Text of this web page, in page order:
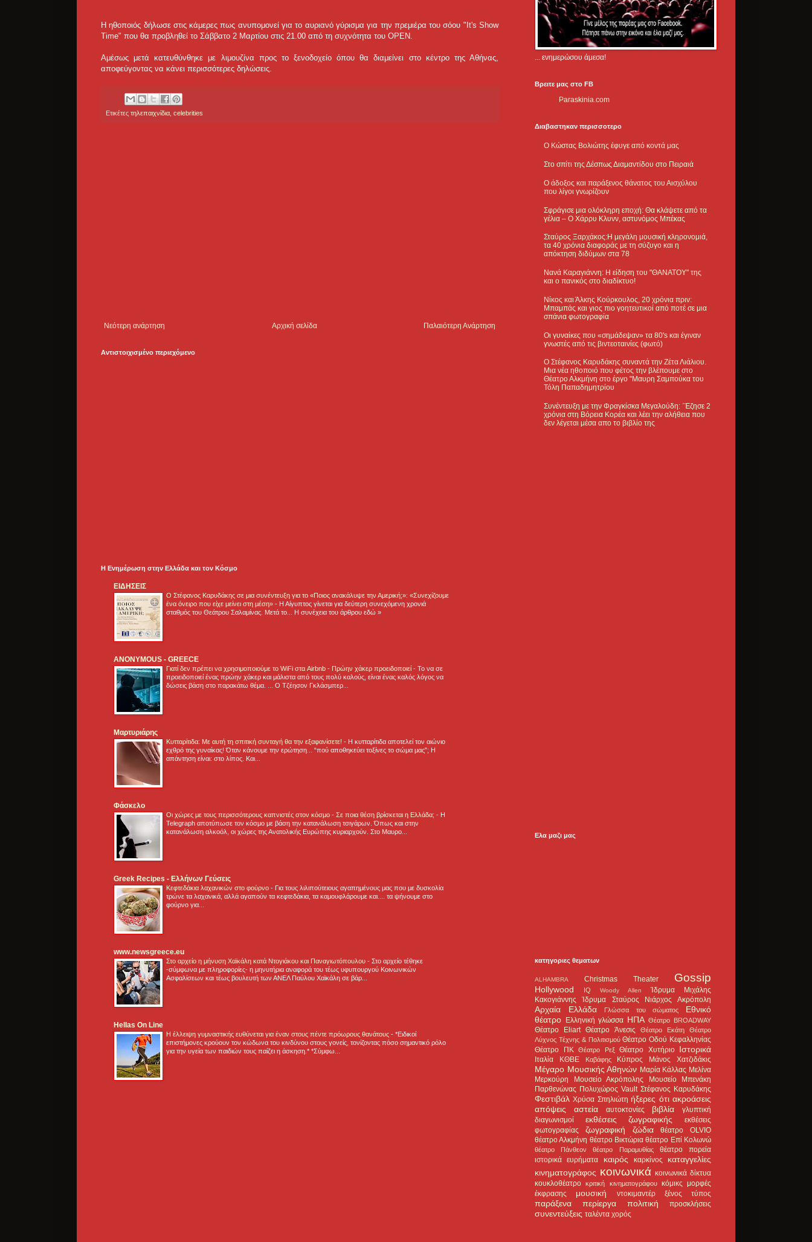
Η ηθοποιός δήλωσε στις κάμερες πως ανυπομονεί για το αυριανό γύρισμα για την πρεμιέρα του σόου "It's Show
Time" που θα προβληθεί το Σάββατο 2 Μαρτίου στις 21.00 από τη συχνότητα του OPEN.
Αμέσως μετά κατευθύνθηκε με λιμουζίνα προς το ξενοδοχείο όπου θα διαμείνει στo κέντρο της Αθήνας,
αποφεύγοντας να κάνει περισσότερες δηλώσεις.
Ετικέτες τηλεπαιχνίδια celebrities
Νεότερη ανάρτηση Παλαιότερη Ανάρτηση
Αρχική σελίδα
Αντιστοιχισμένο περιεχόμενο
Η Ενημέρωση στην Ελλάδα και τoν Κόσμο
ΕΙΔΗΣΕΙΣ
Ο Στέφανος Καρυδάκης σε μια συνέντευξη για το «Ποιος ανακάλυψε την Αμερική;»: «Συνεχίζουμε
ένα όνειρο που είχε μείνει στη μέση» - Η Αίγυπτος γίνεται για δεύτερη συνεχόμενη χρονιά
σταθμός του Θεάτρου Σαλαμίνας. Μετά το... Η συνέχεια του άρθρου εδώ »
ANONYMOUS - GREECE
Γιατί δεν πρέπει να χρησιμοποιούμε το WiFi στα Airbnb - Πρώην χάκερ προειδοποιεί- Το να σε
προειδοποιεί ένας πρώην χάκερ και μάλιστα από τους πολύ καλούς, είναι ένας καλός λόγος να
δώσεις βάση στο παρακάτω θέμα. ... Ο Τζέησον Γκλάσμπερ...
Μαρτυριάρης
Κυτταρίτιδα: Με αυτή τη σπιτική συνταγή θα την εξαφανίσετε! - H κυτταρίτιδα αποτελεί τον αιώνιο
εχθρό της γυναίκας! Όταν κάνουμε την ερώτηση... “πού αποθηκεύει τοξίνες το σώμα μας”; Η
απάντηση είναι: στο λίπος. Και...
Φάσκελο
Οι χώρες με τους περισσότερους καπνιστές στον κόσμο - Σε ποια θέση βρίσκεται η Ελλάδα; - Η
Telegraph αποτύπωσε τον κόσμο με βάση την κατανάλωση τσιγάρων. Όπως και στην
κατανάλωση αλκοόλ, οι χώρες της Ανατολικής Ευρώπης κυριαρχούν. Στο Μαυρο...
Greek Recipes - Ελλήνων Γεύσεις
Κεφτεδάκια λαχανικών στο φούρνο - Για τους λιλιπούτειους αγαπημένους μας που με δυσκολία
τρώνε τα λαχανικά, αλλά αγαπούν τα κεφτεδάκια, τα καμουφλάρουμε και.... τα ψήνουμε στο
φούρνο για...
www.newsgreece.eu
Στο αρχείο η μήνυση Χαϊκάλη κατά Ντογιάκου και Παναγιωτόπουλου - Στο αρχείο τέθηκε
-σύμφωνα με πληροφορίες- η μηνυτήρια αναφορά του τέως υφυπουργού Κοινωνικών
Ασφαλίσεων και τέως βουλευτή των ΑΝΕΛ Παύλου Χαϊκάλη σε βάρ...
Hellas On Line
Η έλλειψη γυμναστικής ευθύνεται για έναν στους πέντε πρόωρους θανάτους - *Ειδικοί
επιστήμονες κρούουν τον κώδωνα του κινδύνου στους γονείς, τονίζοντας πόσο σημαντικό ρόλο
για την υγεία των παιδιών τους παίζει η άσκηση.* *Σύμφω...
... ενημερώσου άμεσα!
Βρειτε μας στο FB
Paraskinia.com
Διαβαστηκαν περισσοτερο
Ο Κώστας Βολιώτης έφυγε από κοντά μας
Στο σπίτι της Δέσπως Διαμαντίδου στο Πειραιά
Ο άδοξος και παράξενος θάνατος του Αισχύλου
που λίγοι γνωρίζουν
Σφράγισε μια ολόκληρη εποχή: Θα κλάψετε από τα
γέλια – Ο Χάρρυ Κλυνν, αστυνόμος Μπέκας
Σταύρος Ξαρχάκος:Η μεγάλη μουσική κληρονομιά,
τα 40 χρόνια διαφοράς με τη σύζυγο και η
απόκτηση διδύμων στα 78
Νανά Καραγιάννη: Η είδηση του "ΘΑΝΑΤΟΥ" της
και ο πανικός στο διαδίκτυο!
Νίκος και Άλκης Κούρκουλος, 20 χρόνια πριν:
Μπαμπάς και γιος πιο γοητευτικοί από ποτέ σε μια
σπάνια φωτογραφία
Οι γυναίκες που «σημάδεψαν» τα 80's και έγιναν
γνωστές από τις βιντεοταινίες (φωτό)
Ο Στέφανος Καρυδάκης συναντά την Ζέτα Λιάλιου.
Μια νέα ηθοποιό που φέτος την βλέπουμε στο
Θέατρο Αλκμήνη στο έργο "Μαυρη Σαμπούκα του
Τόλη Παπαδημητρίου
Συνέντευξη με την Φραγκίσκα Μεγαλούδη: ΄Έζησε 2
χρόνια στη Βόρεια Κορέα και λέει την αλήθεια που
δεν λέγεται μέσα απο το βιβλίο της
Ελα μαζι μας
κατηγοριες θεματων
ALHAMBRA Christmas Theater Gossip
Hollywood IQ Woody Allen
Ίδρυμα Μιχάλης
Κακογιάννης
Ίδρυμα Σταύρος Νιάρχος Ακρόπολη
Αρχαία Ελλάδα Γλώσσα του σώματος
Εθνικό
θέατρο Ελληνική γλώσσα ΗΠΑ Θέατρο BROADWAY
Θέατρο Eliart Θέατρο Άνεσις Θέατρο Εκάτη
Θέατρο
Λύχνος Τέχνης & Πολιτισμού Θέατρο Οδού Κεφαλληνίας
Θέατρο ΠΚ
Θέατρο Ρεξ Θέατρο Χυτήριο Ιστορικά
Ιταλία ΚΘΒΕ Καβάφης Κύπρος Μάνος Χατζιδάκις
Μέγαρο Μουσικής Αθηνών Μαρία Κάλλας Μελίνα
Μερκούρη
Μουσείο Ακρόπολης
Μουσείο Μπενάκη
Παρθενώνας Πολυχώρος Vault Στέφανος Καρυδάκης
Φεστιβάλ Χρύσα Σπηλιώτη ήξερες ότι ακροάσεις
απόψεις
αστεία αυτοκτονίες βιβλία
γλυπτική
διαγωνισμοί
εκθέσεις ζωγραφικής
εκθέσεις
φωτογραφίας
ζωγραφική ζώδια
θέατρο OLVIO
θέατρο Αλκμήνη θέατρο Βικτώρια θέατρο Επί Κολωνώ
θέατρο Πάνθεον θέατρο Παραμυθίας
θέατρο πορεία
ιστορικά ευρήματα
καιρός καρκίνος
καταγγελίες
κινηματογράφος κοινωνικά κοινωνικά δίκτυα
κουκλοθέατρο
κριτική κινηματογράφου κόμικς μορφές
έκφρασης
μουσική ντοκιμαντέρ ξένος τύπος
παράξενα περίεργα πολιτική προσκλήσεις
συνεντεύξεις ταλέντα χορός